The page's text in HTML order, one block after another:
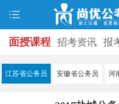
面授课程 招考资讯 报
口 打准考证 成绩查询
江苏省公务员 安徽省公务员 河